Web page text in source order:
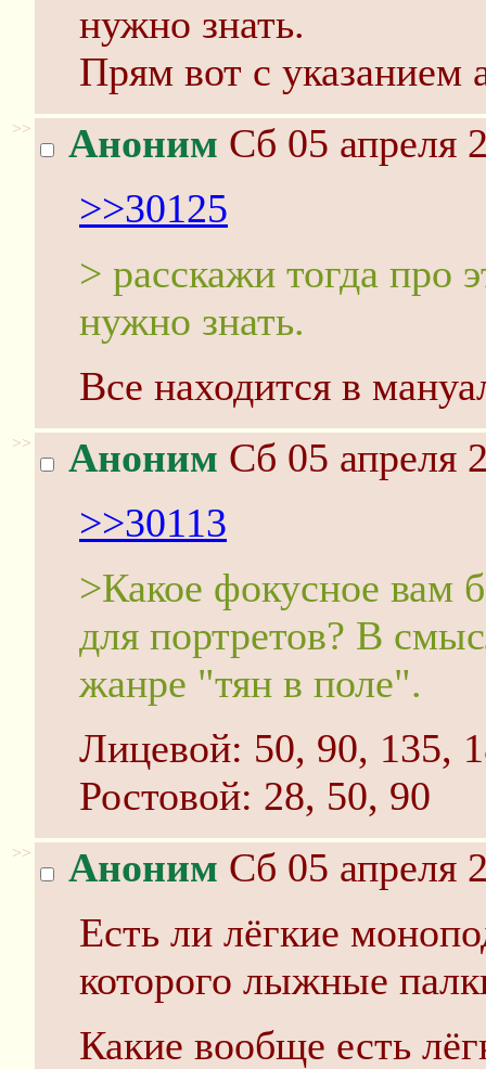
нужно знать.
Прям вот с указанием
>> Аноним Сб 05 апреля
>>30125
> расскажи тогда про
нужно знать.
Все находится в
>> Аноним Сб 05 апреля
>>30113
>Какое фокусное вам
для портретов? В
жанре "тян в поле".
Лицевой: 50, 90, 135,
Ростовой: 28, 50, 90
>> Аноним Сб 05 апреля
Есть ли лёгкие
которого лыжные
Какие вообще есть